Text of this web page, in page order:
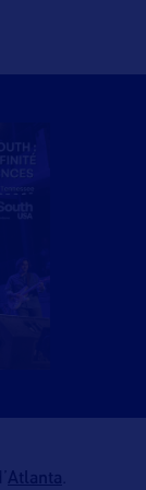
Atlanta